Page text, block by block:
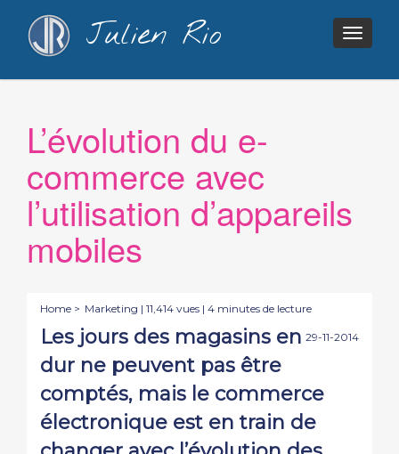
Julien Rio
L’évolution du e-
commerce avec
l’utilisation d’appareils
mobiles
Home > Marketing | 11,414 vues | 4 minutes de lecture
29-11-2014
Les jours des magasins en
dur ne peuvent pas être
comptés, mais le commerce
électronique est en train de